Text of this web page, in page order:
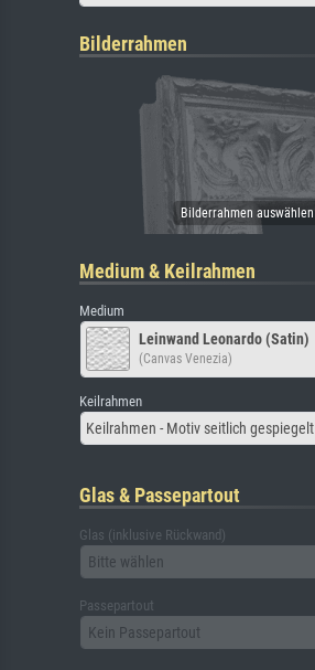
Bilderrahmen
Medium & Keilrahmen
Medium
Leinwand Leonardo (Satin)
(Canvas Venezia)
Keilrahmen
Keilrahmen - Motiv seitlich gespiegelt
Glas & Passepartout
Glas (inklusive Rückwand)
Bitte wählen
Passepartout
Kein Passepartout